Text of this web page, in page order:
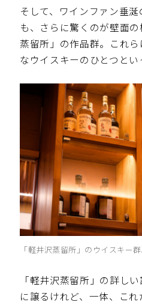
そして、ワインファン垂
も、さらに驚くのが壁面
蒸留所」の作品群。これ
なウイスキーのひとつとい
「軽井沢蒸留所」のウイスキー
「軽井沢蒸留所」の詳し
に譲るけれど、一体、こ